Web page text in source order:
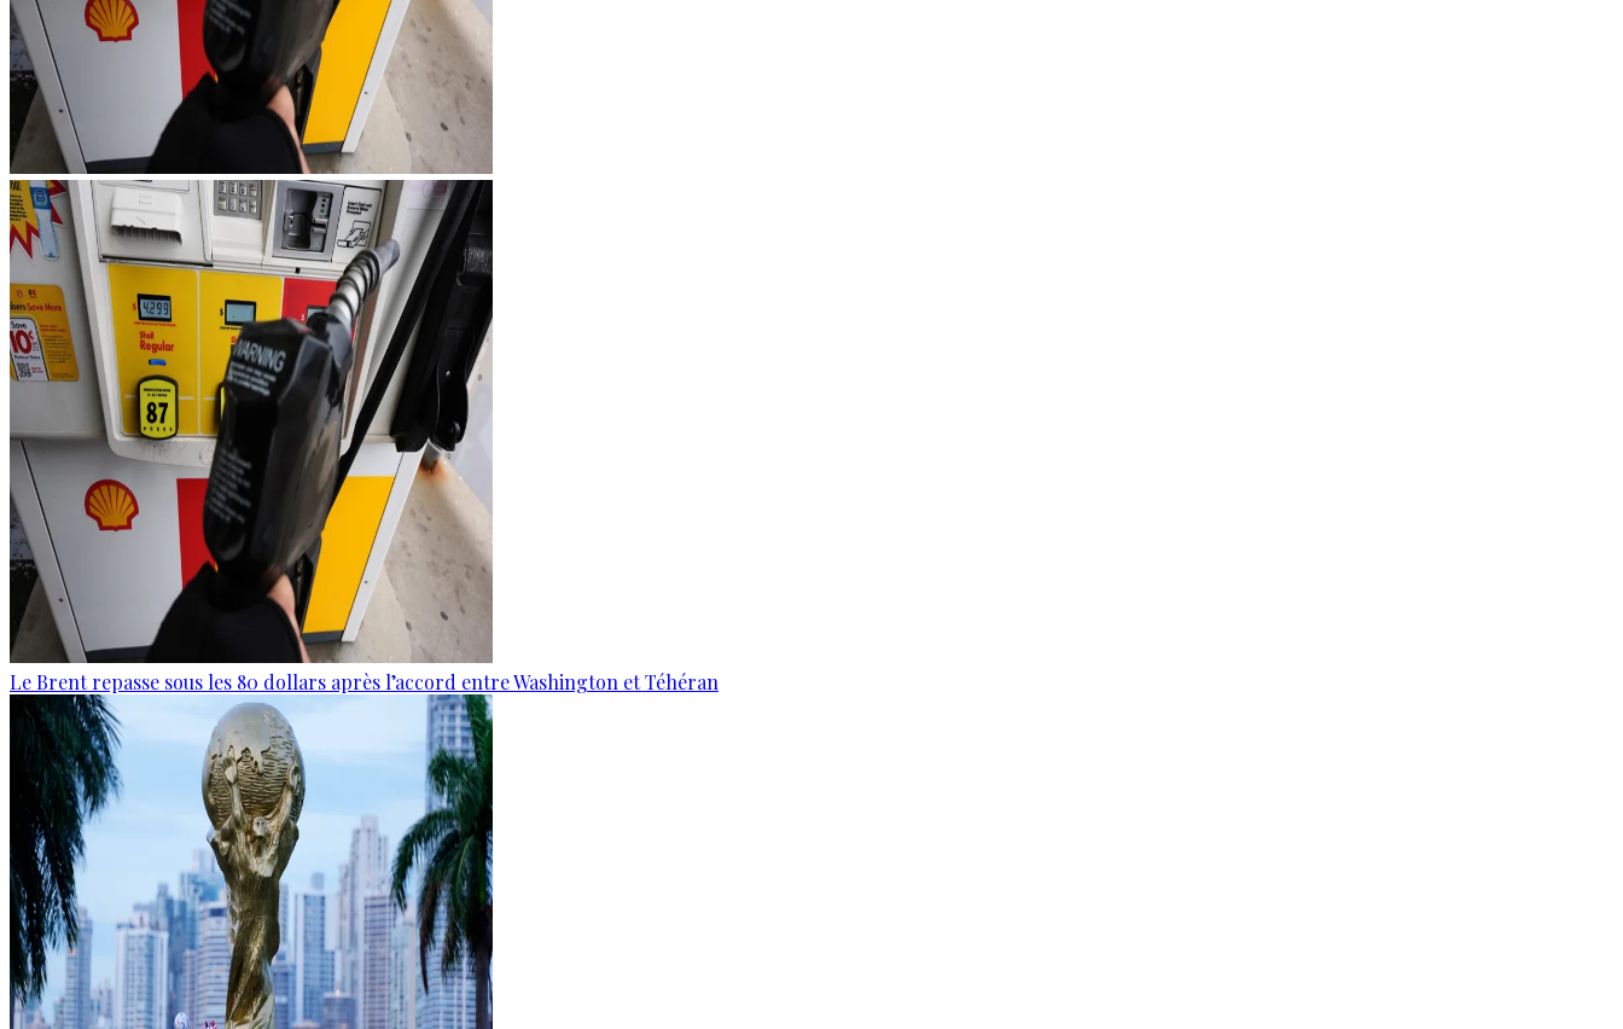
Le Brent repasse sous les 80 dollars après l’accord entre Washington et Téhéran